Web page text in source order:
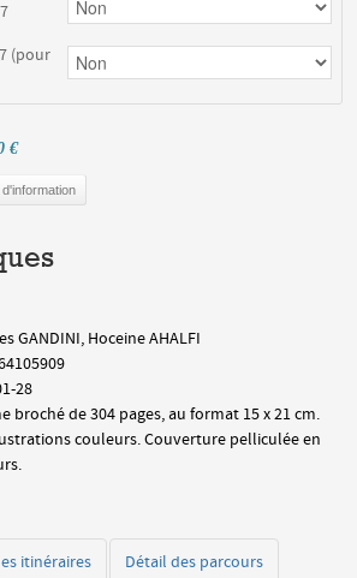
(pour
€
GANDINI, Hoceine AHALFI
28
broché de 304 pages, au format 15 x 21 cm.
couleurs. Couverture pelliculée en
itinéraires Détail des parcours